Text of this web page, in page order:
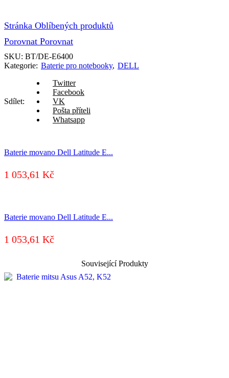
Stránka Oblíbených produktů
Porovnat Porovnat
SKU: BT/DE-E6400
Kategorie: Baterie pro notebooky, DELL
Sdílet:
Twitter
Facebook
VK
Pošta příteli
Whatsapp
Baterie movano Dell Latitude E...
1 053,61 Kč
Baterie movano Dell Latitude E...
1 053,61 Kč
Související Produkty